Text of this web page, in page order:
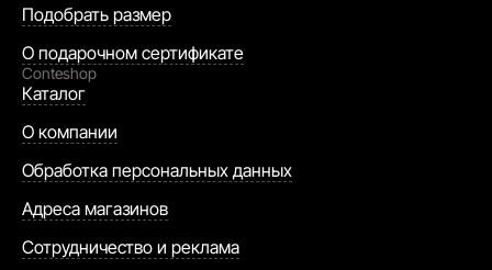
Подобрать размер
О подарочном сертификате
Conteshop
Каталог
О компании
Обработка персональных данных
Адреса магазинов
Сотрудничество и реклама